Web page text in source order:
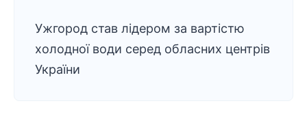
Ужгород став лідером за вартістю
холодної води серед обласних центрів
України